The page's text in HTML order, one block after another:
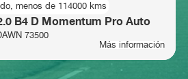
menos de 114000 kms
B4 D Momentum Pro Auto
73500
Más información